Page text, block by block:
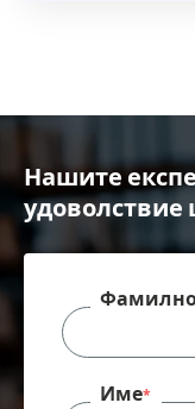
Нашите
удоволствие
Име